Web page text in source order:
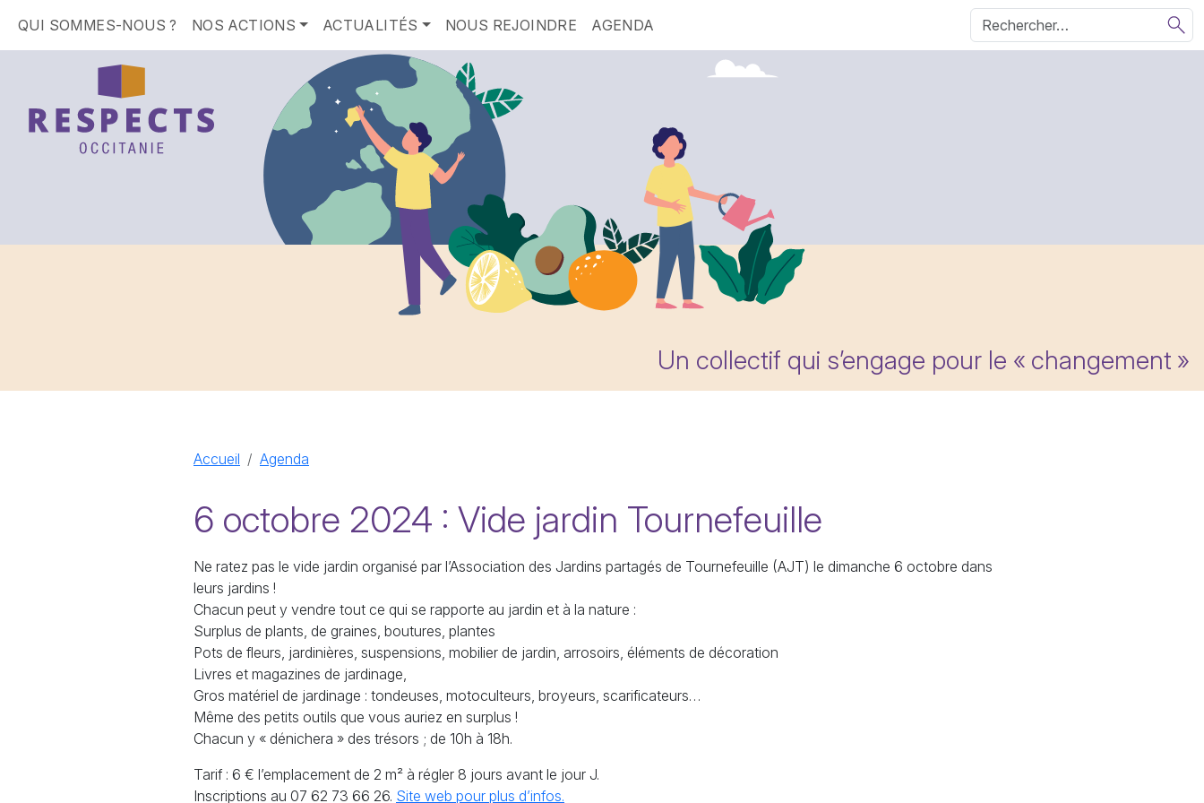
QUI SOMMES-NOUS ? NOS ACTIONS ACTUALITÉS NOUS REJOINDRE AGENDA
Un collectif qui s’engage pour le « changement »
Accueil Agenda
6 octobre 2024 : Vide jardin Tournefeuille
Ne ratez pas le vide jardin organisé par l’Association des Jardins partagés de Tournefeuille (AJT) le dimanche 6 octobre dans
leurs jardins !
Chacun peut y vendre tout ce qui se rapporte au jardin et à la nature :
Surplus de plants, de graines, boutures, plantes
Pots de fleurs, jardinières, suspensions, mobilier de jardin, arrosoirs, éléments de décoration
Livres et magazines de jardinage,
Gros matériel de jardinage : tondeuses, motoculteurs, broyeurs, scarificateurs…
Même des petits outils que vous auriez en surplus !
Chacun y « dénichera » des trésors ; de 10h à 18h.
Tarif : 6 € l’emplacement de 2 m² à régler 8 jours avant le jour J.
Inscriptions au 07 62 73 66 26. Site web pour plus d’infos.